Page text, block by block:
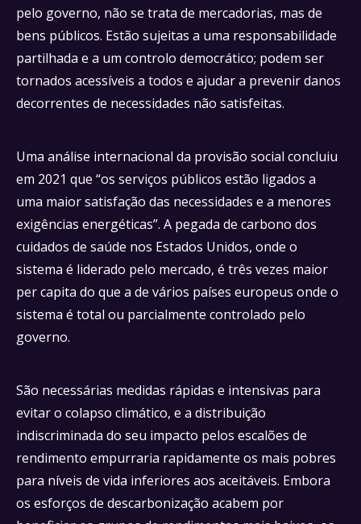
pelo governo, não se trata de mercadorias, mas de
bens públicos. Estão sujeitas a uma responsabilidade
partilhada e a um controlo democrático; podem ser
tornados acessíveis a todos e ajudar a prevenir danos
decorrentes de necessidades não satisfeitas.
Uma análise internacional da provisão social concluiu
em 2021 que “os serviços públicos estão ligados a
uma maior satisfação das necessidades e a menores
exigências energéticas”. A pegada de carbono dos
cuidados de saúde nos Estados Unidos, onde o
sistema é liderado pelo mercado, é três vezes maior
per capita do que a de vários países europeus onde o
sistema é total ou parcialmente controlado pelo
governo.
São necessárias medidas rápidas e intensivas para
evitar o colapso climático, e a distribuição
indiscriminada do seu impacto pelos escalões de
rendimento empurraria rapidamente os mais pobres
para níveis de vida inferiores aos aceitáveis. Embora
os esforços de descarbonização acabem por